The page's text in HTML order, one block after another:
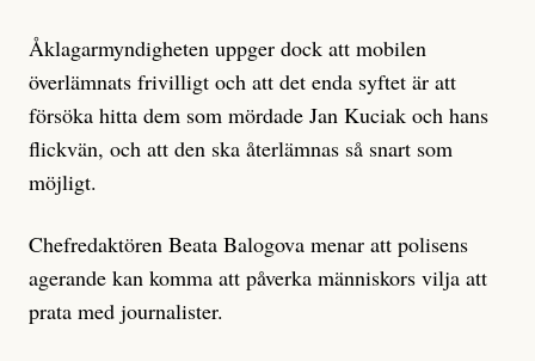
Åklagarmyndigheten uppger dock att mobilen
överlämnats frivilligt och att det enda syftet är att
försöka hitta dem som mördade Jan Kuciak och hans
flickvän, och att den ska återlämnas så snart som
möjligt.
Chefredaktören Beata Balogova menar att polisens
agerande kan komma att påverka människors vilja att
prata med journalister.